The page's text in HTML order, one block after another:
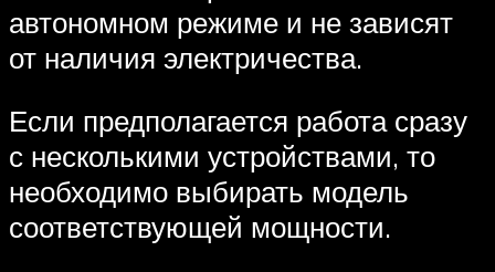
автономном режиме и не зависят
от наличия электричества.
Если предполагается работа сразу
с несколькими устройствами, то
необходимо выбирать модель
соответствующей мощности.